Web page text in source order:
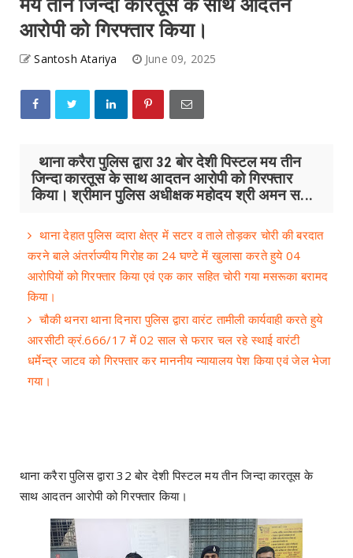
मय तीन जिन्दा कारतूस के साथ आदतन
आरोपी को गिरफ्तार किया।
Santosh Atariya June 09, 2025
थाना करैरा पुलिस द्वारा 32 बोर देशी पिस्टल मय तीन
जिन्दा कारतूस के साथ आदतन आरोपी को गिरफ्तार
किया। श्रीमान पुलिस अधीक्षक महोदय श्री अमन स...
थाना देहात पुलिस व्दारा क्षेत्र में सटर व ताले तोड़कर चोरी की बरदात
करने बाले अंतर्राज्यीय गिरोह का 24 घण्टे में खुलासा करते हुये 04
आरोपियों को गिरफ्तार किया एवं एक कार सहित चोरी गया मसरूका बरामद
किया।
चौकी थनरा थाना दिनारा पुलिस द्वारा वारंट तामीली कार्यवाही करते हुये
आरसीटी क्रं.666/17 में 02 साल से फरार चल रहे स्थाई वारंटी
धर्मेन्द्र जाटव को गिरफ्तार कर माननीय न्यायालय पेश किया एवं जेल भेजा
गया।
थाना करैरा पुलिस द्वारा 32 बोर देशी पिस्टल मय तीन जिन्दा कारतूस के
साथ आदतन आरोपी को गिरफ्तार किया।